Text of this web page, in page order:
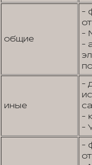
общие
-
-
-
иные
-
-
-
-